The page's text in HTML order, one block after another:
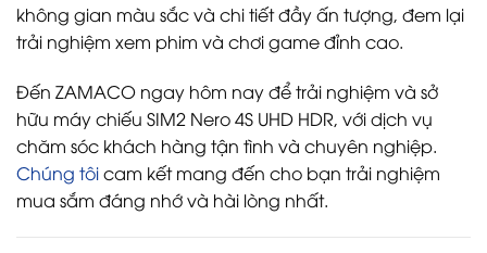
không gian màu sắc và chi tiết đầy ấn tượng, đem lại
trải nghiệm xem phim và chơi game đỉnh cao.
Đến ZAMACO ngay hôm nay để trải nghiệm và sở
hữu máy chiếu SIM2 Nero 4S UHD HDR, với dịch vụ
chăm sóc khách hàng tận tình và chuyên nghiệp.
Chúng tôicam kết mang đến cho bạn trải nghiệm
mua sắm đáng nhớ và hài lòng nhất.